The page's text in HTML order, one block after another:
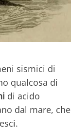
sismici di
qualcosa di
di acido
dal mare, che